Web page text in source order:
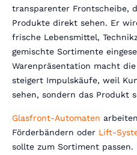
transparenter Frontscheibe,
Produkte direkt sehen. Er
frische Lebensmittel,
gemischte Sortimente
Warenpräsentation macht
steigert Impulskäufe, weil
sehen, sondern das Produkt
Glasfront-Automaten
Förderbändern oder Lift-
sollte zum Sortiment passen.